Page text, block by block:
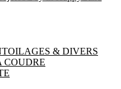
& DIVERS
COUDRE